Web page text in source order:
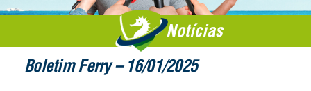
Notícias
Boletim Ferry – 16/01/2025